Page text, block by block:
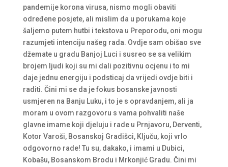
pandemije korona virusa, nismo mogli obaviti
određene posjete, ali mislim da u porukama koje
šaljemo putem hutbi i tekstova u Preporodu, oni mogu
razumjeti intenciju našeg rada. Ovdje sam obišao sve
džemate u gradu Banjoj Luci i susreo se sa velikim
brojem ljudi koji su mi dali pozitivnu ocjenu i to mi
daje jednu energiju i podsticaj da vrijedi ovdje biti i
raditi. Čini mi se da je fokus bosanske javnosti
usmjeren na Banju Luku, i to je s opravdanjem, ali ja
moram u ovom razgovoru s vama pohvaliti naše
glavne imame koji djeluju i rade u Prnjavoru, Derventi,
Kotor Varoši, Bosanskoj Gradišci, Ključu, koji vrlo
odgovorno rade! Tu su, dakako, i imami u Dubici,
Kobašu, Bosanskom Brodu i Mrkonjić Gradu. Čini mi